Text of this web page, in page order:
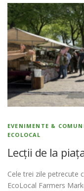
EVENIMENTE &
ECOLOCAL
Lecții de la
Cele trei zile petrecute
EcoLocal Farmers